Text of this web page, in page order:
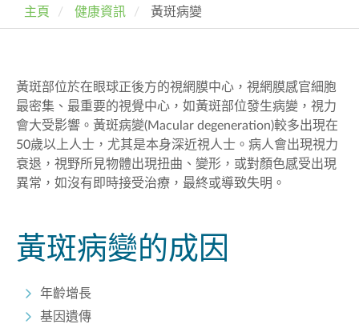
主頁 健康資訊 黃斑病變
黃斑部位於在眼球正後方的視網膜中心，視網膜感官細胞
最密集、最重要的視覺中心，如黃斑部位發生病變，視力
會大受影響。黃斑病變(Macular degeneration)較多出現在
50歲以上人士，尤其是本身深近視人士。病人會出現視力
衰退，視野所見物體出現扭曲、變形，或對顏色感受出現
異常，如沒有即時接受治療，最終或導致失明。
黃斑病變的成因
年齡增長
基因遺傳